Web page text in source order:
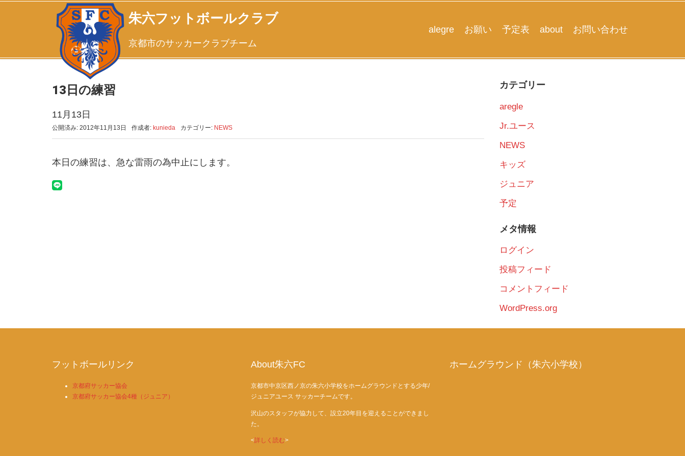
朱六フットボールクラブ
京都市のサッカークラブチーム
alegre お願い 予定表 about お問い合わせ
13日の練習
11月13日
公開済み: 2012年11月13日 作成者: kunieda カテゴリー: NEWS
本日の練習は、急な雷雨の為中止にします。
カテゴリー
aregle
Jr.ユース
NEWS
キッズ
ジュニア
予定
メタ情報
ログイン
投稿フィード
コメントフィード
WordPress.org
フットボールリンク
京都府サッカー協会
京都府サッカー協会4種（ジュニア）
About朱六FC
京都市中京区西ノ京の朱六小学校をホームグラウンドとする少年/
ジュニアユース サッカーチームです。
沢山のスタッフが協力して、設立20年目を迎えることができまし
た。
<詳しく読む>
ホームグラウンド（朱六小学校）